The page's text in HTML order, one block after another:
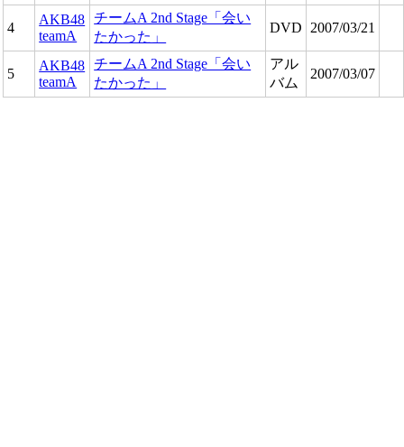
4
AKB48
teamA
チームA 2nd Stage「会い
たかった」
DVD 2007/03/21
5
AKB48
teamA
チームA 2nd Stage「会い
たかった」
アル
バム
2007/03/07